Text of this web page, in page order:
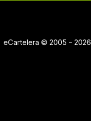
eCartelera © 2005 - 2026